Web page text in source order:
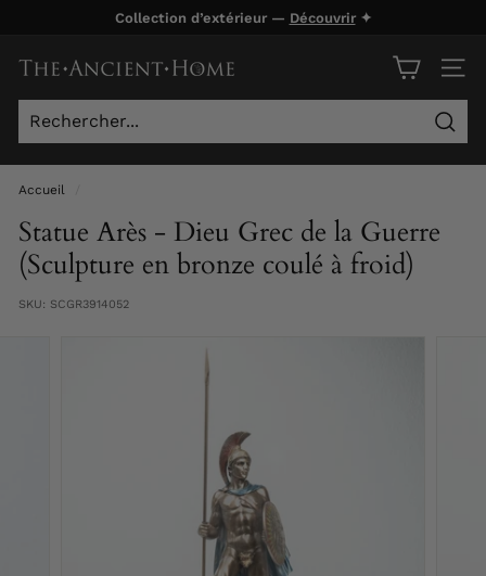
contenu
Collection d’extérieur — Découvrir✦
T
h
e
A
n
c
i
e
n
Accueil
Statue Arès - Dieu Grec de la Guerre
(Sculpture en bronze coulé à froid)
SKU: SCGR3914052